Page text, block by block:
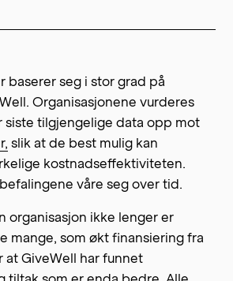
baserer seg i stor grad på
Organisasjonene vurderes
siste tilgjengelige data opp mot
slik at de best mulig kan
kostnadseffektiviteten.
våre seg over tid.
organisasjon ikke lenger er
mange, som økt finansiering fra
at GiveWell har funnet